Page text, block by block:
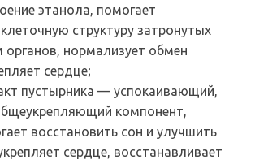
этанола, помогает
структуру затронутых
органов, нормализует обмен
сердце;
пустырника — успокаивающий,
компонент,
восстановить сон и улучшить
сердце, восстанавливает